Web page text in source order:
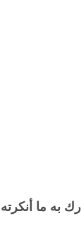
به ما أنكرته